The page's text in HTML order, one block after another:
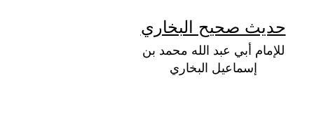
المحتوى
حديث صحيح البخاري
للإمام أبي عبد الله محمد بن
إسماعيل البخاري